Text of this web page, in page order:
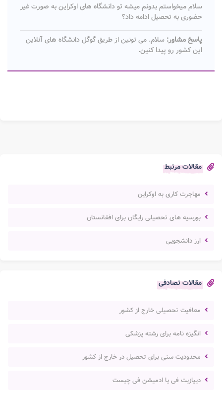
مقالات مرتبط
مهاجرت کاری به اوکراین
بورسیه های تحصیلی رایگان برای افغانستان
ارز دانشجویی
مقالات تصادفی
معافیت تحصیلی خارج از کشور
انگیزه نامه برای رشته پزشکی
محدودیت سنی برای تحصیل در خارج از کشور
دیپازیت فی یا ادمیشن فی چیست
سلام میخواستم بدونم میشه تو دانشگاه های اوکراین به صورت غیر
حضوری به تحصیل ادامه داد؟
پاسخ مشاور: سلام. می تونین از طریق گوگل دانشگاه های آنلاین
این کشور رو پیدا کنین.